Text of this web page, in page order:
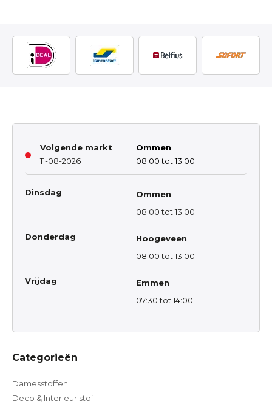
Volgende markt
11-08-2026
Ommen
08:00 tot 13:00
Dinsdag
Ommen
08:00 tot 13:00
Donderdag
Hoogeveen
08:00 tot 13:00
Vrijdag
Emmen
07:30 tot 14:00
Categorieën
Damesstoffen
Deco & Interieur stof